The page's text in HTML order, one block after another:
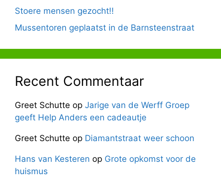
Stoere mensen gezocht!!
Mussentoren geplaatst in de Barnsteenstraat
Recent Commentaar
Greet Schutte op Jarige van de Werff Groep
geeft Help Anders een cadeautje
Greet Schutte op Diamantstraat weer schoon
Hans van Kesteren op Grote opkomst voor de
huismus